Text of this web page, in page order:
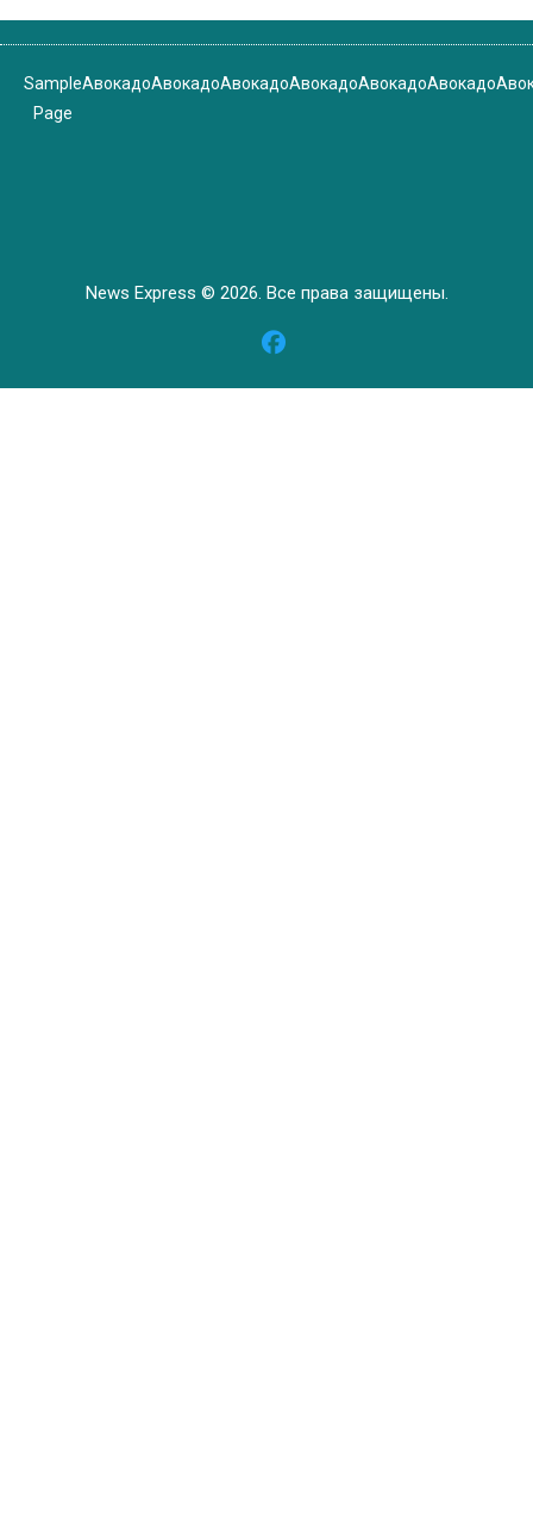
Sample
Page
АвокадоАвокадоАвокадоАвокадоАвокадоАвокадо
News Express © 2026. Все права защищены.